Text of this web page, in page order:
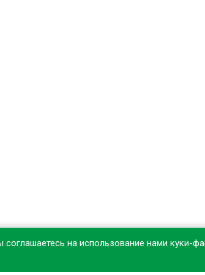
покупки удобнее!
на использование нами куки-